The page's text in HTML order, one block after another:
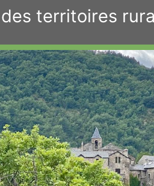
territoires